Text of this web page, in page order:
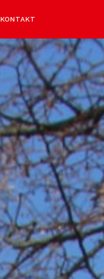
KONTAKT